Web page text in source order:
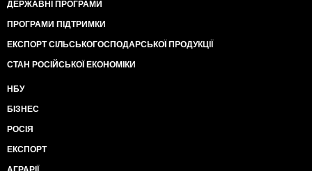
ДЕРЖАВНІ ПРОГРАМИ
ПРОГРАМИ ПІДТРИМКИ
ЕКСПОРТ СІЛЬСЬКОГОСПОДАРСЬКОЇ ПРОДУКЦІЇ
СТАН РОСІЙСЬКОЇ ЕКОНОМІКИ
НБУ
БІЗНЕС
РОСІЯ
ЕКСПОРТ